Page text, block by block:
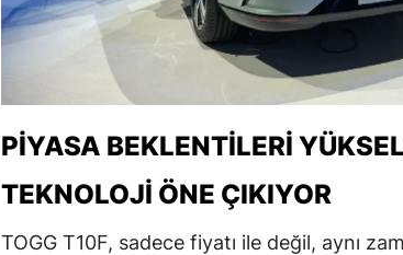
Aksaray
Bayburt
Karaman
Kırıkkale
Batman
Şırnak
PIYASA BEKLENTILERI
TEKNOLOJI ÖNE ÇIKIYOR
TOGG T10F, sadece fiyatı ile değil, aynı